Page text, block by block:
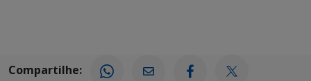
Compartilhe: